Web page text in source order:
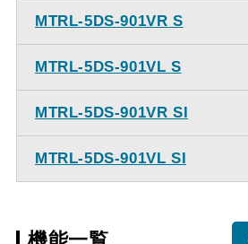
MTRL-5DS-901VR S
MTRL-5DS-901VL S
MTRL-5DS-901VR SI
MTRL-5DS-901VL SI